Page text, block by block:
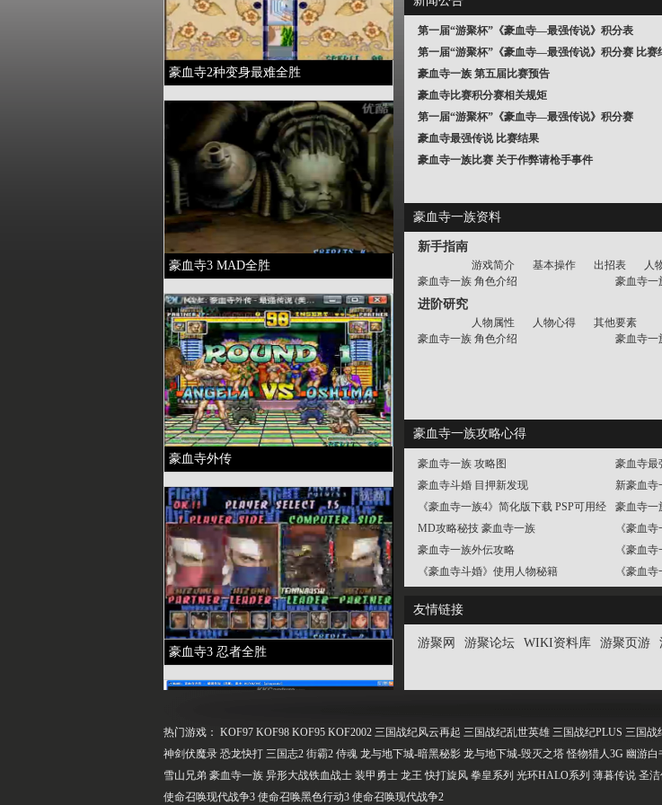
豪血寺2种变身最难全胜
豪血寺3 MAD全胜
豪血寺外传
豪血寺3 忍者全胜
第一届“游聚杯”《豪血寺—最强传说》积分表
第一届“游聚杯”《豪血寺—最强传说》积分赛 比赛
豪血寺一族 第五届比赛预告
豪血寺比赛积分赛相关规矩
第一届“游聚杯”《豪血寺—最强传说》积分赛
豪血寺最强传说 比赛结果
豪血寺一族比赛 关于作弊请枪手事件
豪血寺一族资料
新手指南
游戏简介 基本操作 出招表
人
豪血寺一族 角色介绍
豪血寺一
进阶研究
人物属性 人物心得
其他要素
豪血寺一族 角色介绍
豪血寺一
豪血寺一族攻略心得
豪血寺一族 攻略图
豪血寺最
豪血寺斗婚 目押新发现
新豪血寺
《豪血寺一族4》简化版下载 PSP可用经
典格斗游戏
豪血寺一
MD攻略秘技 豪血寺一族
《豪血
豪血寺一族外伝攻略
《豪血
略
《豪血寺斗婚》使用人物秘籍 《豪血
友情链接
游聚网 游聚论坛 WIKI资料库 游聚页游
热门游戏： KOF97 KOF98 KOF95 KOF2002 三国战纪风云再起 三国战纪乱世英雄 三国战纪PLUS 三国战
神剑伏魔录 恐龙快打 三国志2 街霸2 侍魂 龙与地下城-暗黑秘影 龙与地下城-毁灭之塔 怪物猎人3G 幽游白
雪山兄弟 豪血寺一族 异形大战铁血战士 装甲勇士 龙王 快打旋风 拳皇系列 光环HALO系列 薄暮传说 圣
使命召唤现代战争3 使命召唤黑色行动3 使命召唤现代战争2